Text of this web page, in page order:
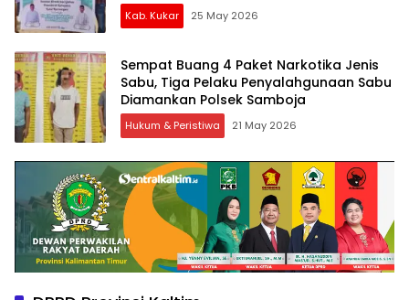
Kab. Kukar 25 May 2026
Sempat Buang 4 Paket Narkotika Jenis
Sabu, Tiga Pelaku Penyalahgunaan Sabu
Diamankan Polsek Samboja
Hukum & Peristiwa 21 May 2026